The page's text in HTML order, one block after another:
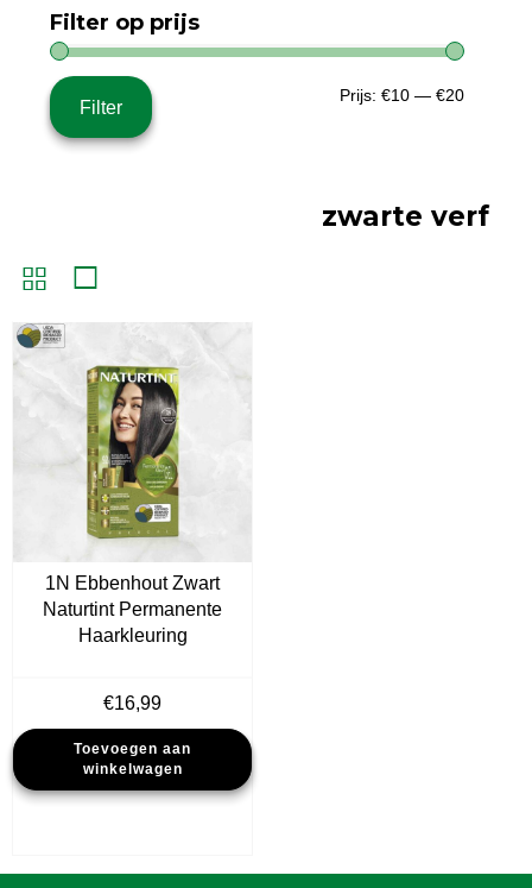
Filter op prijs
Min.
Max.
Filter
Prijs: €10 — €20
zwarte verf
1N Ebbenhout Zwart
Naturtint Permanente
Haarkleuring
€16,99
Toevoegen aan
winkelwagen